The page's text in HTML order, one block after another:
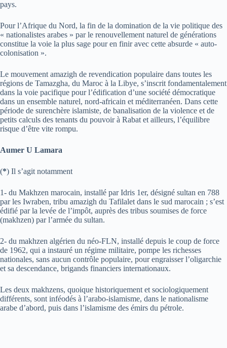
pays.
Pour l’Afrique du Nord, la fin de la domination de la vie politique des
« nationalistes arabes » par le renouvellement naturel de générations
constitue la voie la plus sage pour en finir avec cette absurde « auto-
colonisation ».
Le mouvement amazigh de revendication populaire dans toutes les
régions de Tamazgha, du Maroc à la Libye, s’inscrit fondamentalement
dans la voie pacifique pour l’édification d’une société démocratique
dans un ensemble naturel, nord-africain et méditerranéen. Dans cette
période de surenchère islamiste, de banalisation de la violence et de
petits calculs des tenants du pouvoir à Rabat et ailleurs, l’équilibre
risque d’être vite rompu.
Aumer U Lamara
(*) Il s’agit notamment
1- du Makhzen marocain, installé par Idris 1er, désigné sultan en 788
par les Iwraben, tribu amazigh du Tafilalet dans le sud marocain ; s’est
édifié par la levée de l’impôt, auprès des tribus soumises de force
(makhzen) par l’armée du sultan.
2- du makhzen algérien du néo-FLN, installé depuis le coup de force
de 1962, qui a instauré un régime militaire, pompe les richesses
nationales, sans aucun contrôle populaire, pour engraisser l’oligarchie
et sa descendance, brigands financiers internationaux.
Les deux makhzens, quoique historiquement et sociologiquement
différents, sont inféodés à l’arabo-islamisme, dans le nationalisme
arabe d’abord, puis dans l’islamisme des émirs du pétrole.